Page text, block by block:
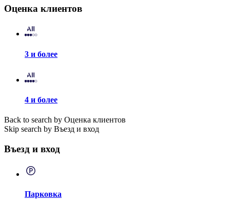
Оценка клиентов
3 и более
4 и более
Back to search by Оценка клиентов
Skip search by Въезд и вход
Въезд и вход
Парковка